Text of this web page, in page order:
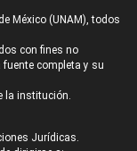
México (UNAM), todos
con fines no
completa y su
la institución.
Jurídicas.